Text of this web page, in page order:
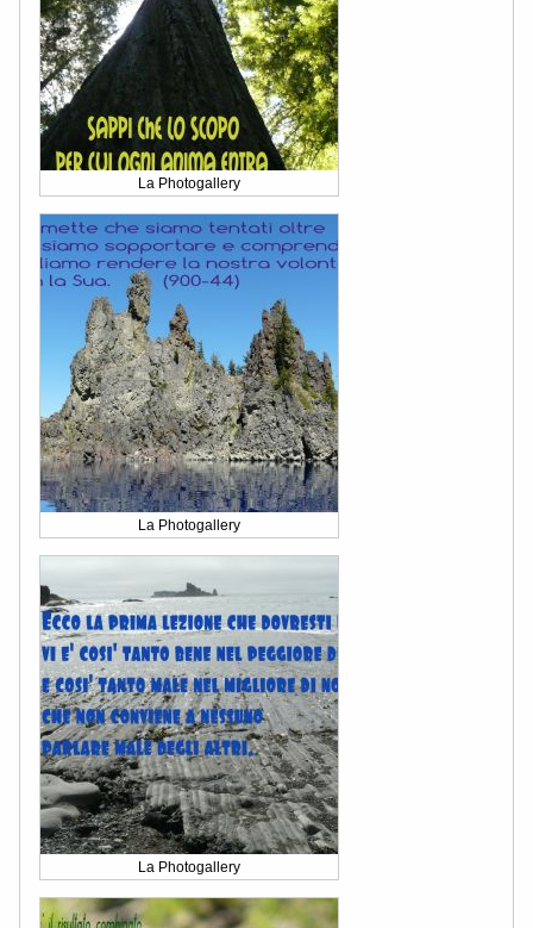
La Photogallery
La Photogallery
La Photogallery